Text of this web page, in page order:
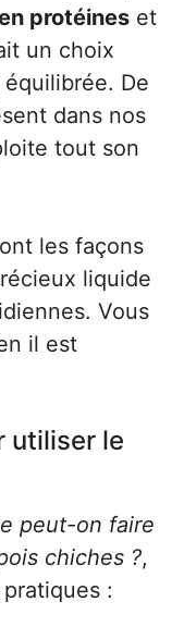
protéines et
un choix
De
dans nos
tout son
les façons
liquide
Vous
il est
utiliser le
peut-on faire
chiches ?,
: